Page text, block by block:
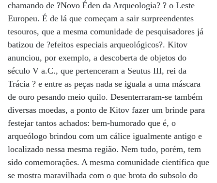
chamando de ?Novo Éden da Arqueologia? ? o Leste
Europeu. É de lá que começam a sair surpreendentes
tesouros, que a mesma comunidade de pesquisadores já
batizou de ?efeitos especiais arqueológicos?. Kitov
anunciou, por exemplo, a descoberta de objetos do
século V a.C., que pertenceram a Seutus III, rei da
Trácia ? e entre as peças nada se iguala a uma máscara
de ouro pesando meio quilo. Desenterraram-se também
diversas moedas, a ponto de Kitov fazer um brinde para
festejar tantos achados: bem-humorado que é, o
arqueólogo brindou com um cálice igualmente antigo e
localizado nessa mesma região. Nem tudo, porém, tem
sido comemorações. A mesma comunidade científica que
se mostra maravilhada com o que brota do subsolo do